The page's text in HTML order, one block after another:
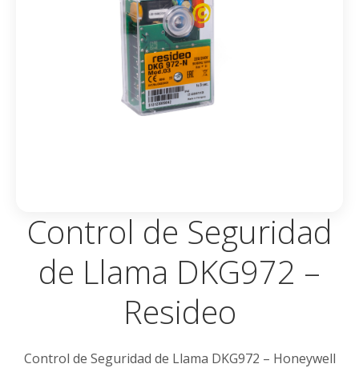
Control de Seguridad
de Llama DKG972 –
Resideo
Control de Seguridad de Llama DKG972 – Honeywell